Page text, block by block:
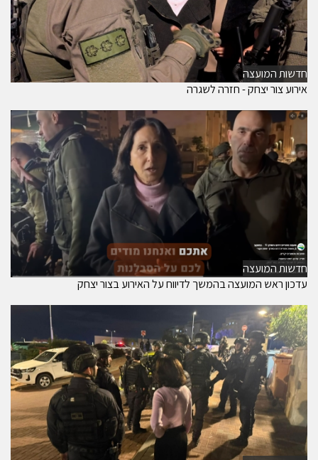
חדשות המועצה
אירוע צור יצחק - חזרה לשגרה
חדשות המועצה
עדכון ראש המועצה בהמשך לדיווח על האירוע בצור יצחק